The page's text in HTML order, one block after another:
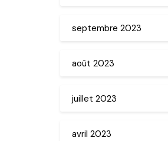
septembre 2023
août 2023
juillet 2023
avril 2023